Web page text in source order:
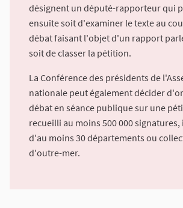
désignent un député-rapporteur qui
ensuite soit d'examiner le texte au
débat faisant l'objet d'un rapport
soit de classer la pétition.
La Conférence des présidents de
nationale peut également décider
débat en séance publique sur une
recueilli au moins 500 000 signatures,
d'au moins 30 départements ou
d'outre-mer.